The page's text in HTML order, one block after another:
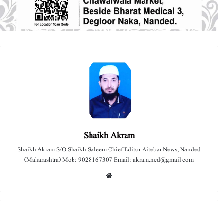
Shaikh Akram
Shaikh Akram S/O Shaikh Saleem Chief Editor Aitebar News, Nanded
(Maharashtra) Mob: 9028167307 Email: akram.ned@gmail.com
e